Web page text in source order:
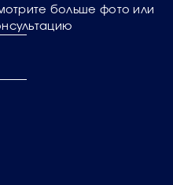
больше фото или